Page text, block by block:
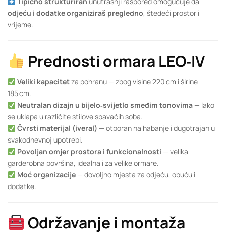
odjeću i dodatke organiziraš pregledno, štedeći prostor i
vrijeme.
Prednosti ormara LEO‑IV
Veliki kapacitetza pohranu — zbog visine 220 cm i širine
185 cm.
Neutralan dizajn u bijelo‑svijetlo smeđim tonovima— lako
se uklapa u različite stilove spavaćih soba.
Čvrsti materijal (iveral) — otporan na habanje i dugotrajan u
svakodnevnoj upotrebi.
Povoljan omjer prostora i funkcionalnosti — velika
garderobna površina, idealna i za velike ormare.
Moć organizacije— dovoljno mjesta za odjeću, obuću i
dodatke.
Održavanje i montaža